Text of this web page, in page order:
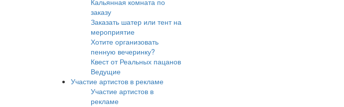
Кальянная комната по
заказу
Заказать шатер или тент на
мероприятие
Хотите организовать
пенную вечеринку?
Квест от Реальных пацанов
Ведущие
Участие артистов в рекламе
Участие артистов в
рекламе